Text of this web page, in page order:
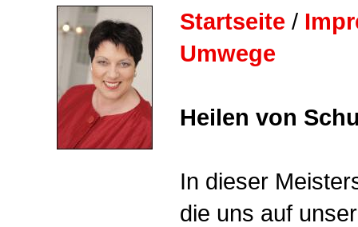
Startseite /
Umwege
Heilen von
In dieser
die uns auf